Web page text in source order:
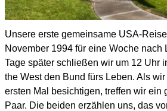
Unsere erste gemeinsame USA-
November 1994 für eine Woche nach
Tage später schließen wir um 12 Uhr
the Westden Bund fürs Leben. Als
ersten Mal besichtigen, treffen wir ein
Paar. Die beiden erzählen uns, das